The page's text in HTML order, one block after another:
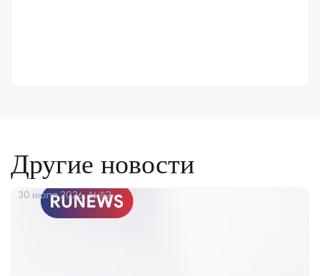
Другие новости
30 июля 2026, 16:52